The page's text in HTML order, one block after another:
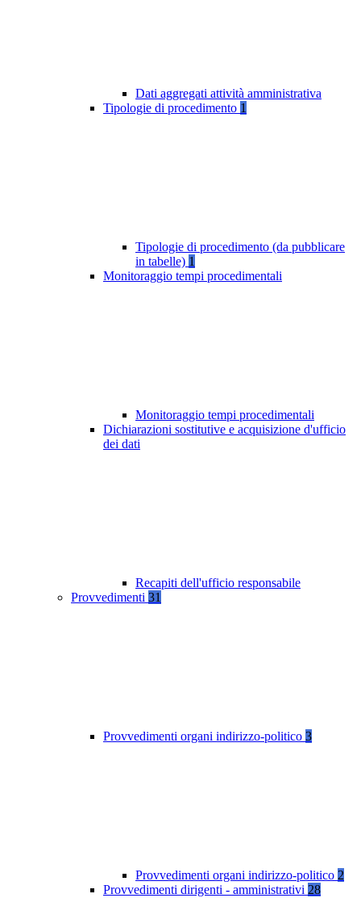
Dati aggregati attività amministrativa
Tipologie di procedimento 1
Tipologie di procedimento (da pubblicare
in tabelle) 1
Monitoraggio tempi procedimentali
Monitoraggio tempi procedimentali
Dichiarazioni sostitutive e acquisizione d'ufficio
dei dati
Recapiti dell'ufficio responsabile
Provvedimenti 31
Provvedimenti organi indirizzo-politico 3
Provvedimenti organi indirizzo-politico 2
Provvedimenti dirigenti - amministrativi 28